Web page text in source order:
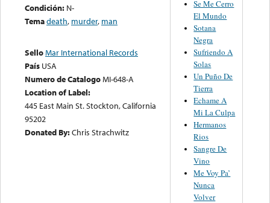
Condición: N-
Temadeath, murder, man
SelloMar International Records
País USA
Numero de CatalogoMI-648-A
Location of Label:
445 East Main St. Stockton, California
95202
Donated By:Chris Strachwitz
Se Me Cerro
El Mundo
Sotana
Negra
Sufriendo A
Solas
Un Puño De
Tierra
Echame A
Mi La Culpa
Hermanos
Rios
Sangre De
Vino
Me Voy Pa’
Nunca
Volver